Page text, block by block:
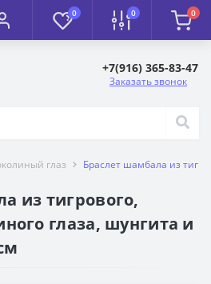
0 0 0
+7(916) 365-83-47
Заказать звонок
глаз Браслет шамбала из
из тигрового,
глаза, шунгита и